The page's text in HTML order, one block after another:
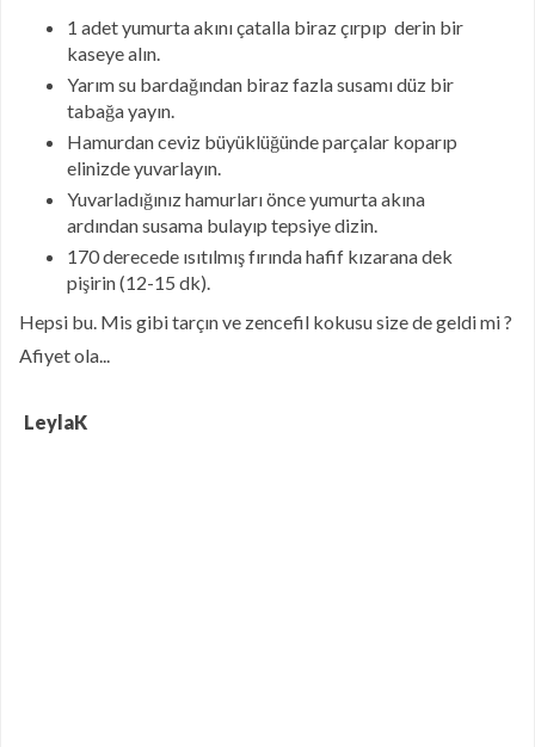
1 adet yumurta akını çatalla biraz çırpıp derin bir
kaseye alın.
Yarım su bardağından biraz fazla susamı düz bir
tabağa yayın.
Hamurdan ceviz büyüklüğünde parçalar koparıp
elinizde yuvarlayın.
Yuvarladığınız hamurları önce yumurta akına
ardından susama bulayıp tepsiye dizin.
170 derecede ısıtılmış fırında hafif kızarana dek
pişirin (12-15 dk).
Hepsi bu. Mis gibi tarçın ve zencefil kokusu size de geldi mi ?
Afiyet ola...
LeylaK